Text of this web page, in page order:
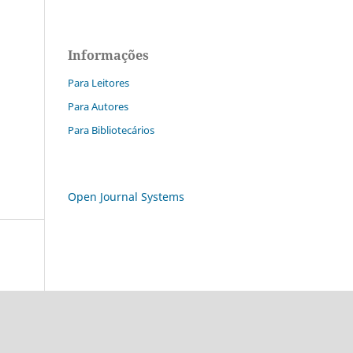
Informações
Para Leitores
Para Autores
Para Bibliotecários
Open Journal Systems